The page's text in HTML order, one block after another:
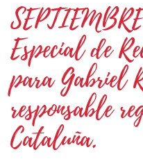
Especial de
para Gabriel
responsable
Cataluña.